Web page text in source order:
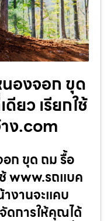
องจอก ขุด
ยว เรียกใช้
ง.com
ก ขุด ถม รื้อ
www.รถแบค
งานจะแคบ
ดการให้คุณได้